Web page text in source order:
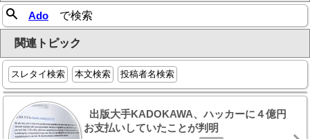
Ado で検索
関連トピック
スレタイ検索 本文検索 投稿者名検索
出版大手KADOKAWA、ハッカーに４億円
お支払いしていたことが判明